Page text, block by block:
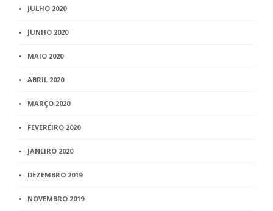
JULHO 2020
JUNHO 2020
MAIO 2020
ABRIL 2020
MARÇO 2020
FEVEREIRO 2020
JANEIRO 2020
DEZEMBRO 2019
NOVEMBRO 2019